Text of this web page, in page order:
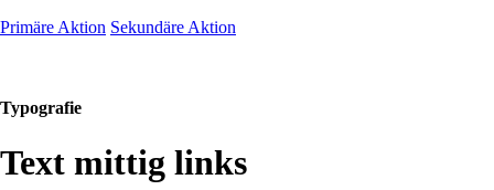
Primäre Aktion Sekundäre Aktion
Typografie
Text mittig links